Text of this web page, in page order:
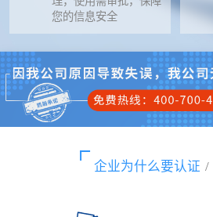
您的信息安全
企业为什么要认证 /